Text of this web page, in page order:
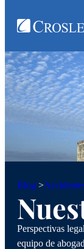
Blog >
Perspectivas
equipo de